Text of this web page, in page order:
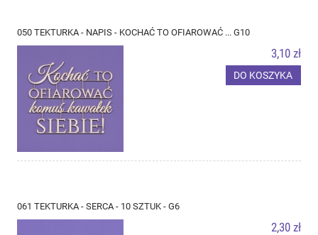
050 TEKTURKA - NAPIS - KOCHAĆ TO OFIAROWAĆ ... G10
3,10 zł
DO KOSZYKA
061 TEKTURKA - SERCA - 10 SZTUK - G6
2,30 zł